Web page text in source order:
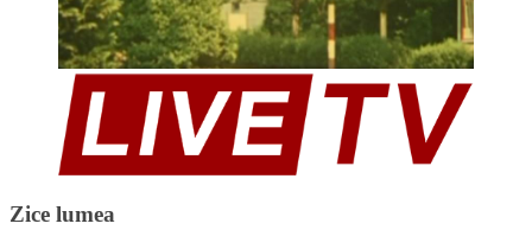
Zice lumea